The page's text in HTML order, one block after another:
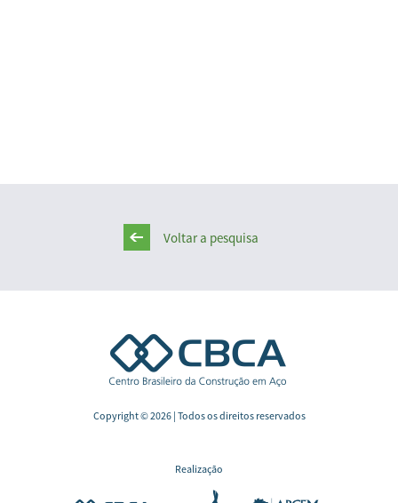
Voltar a pesquisa
Copyright © 2026 | Todos os direitos reservados
Realização